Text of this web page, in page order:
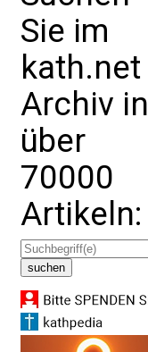
Sie im
kath.net
Archiv in
über
70000
Artikeln: